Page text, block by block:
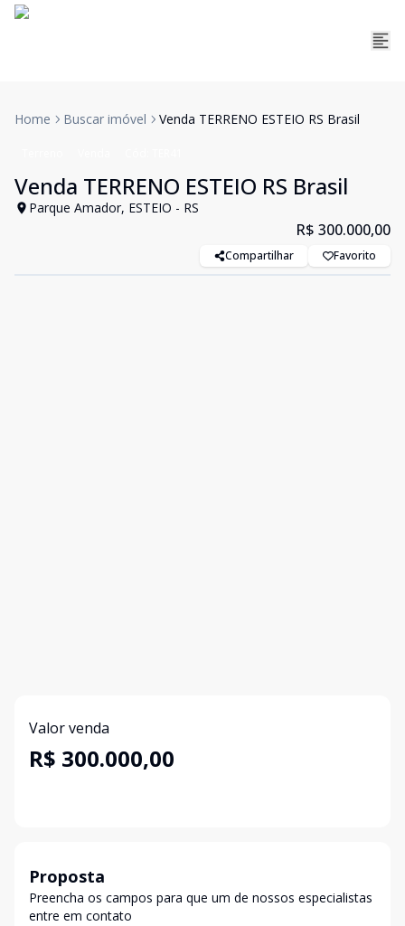
Home Buscar imóvel Venda TERRENO ESTEIO RS Brasil
Venda TERRENO ESTEIO RS Brasil
Parque Amador, ESTEIO - RS
R$ 300.000,00
Compartilhar Favorito
Valor venda
R$ 300.000,00
Proposta
Preencha os campos para que um de nossos especialistas
entre em contato